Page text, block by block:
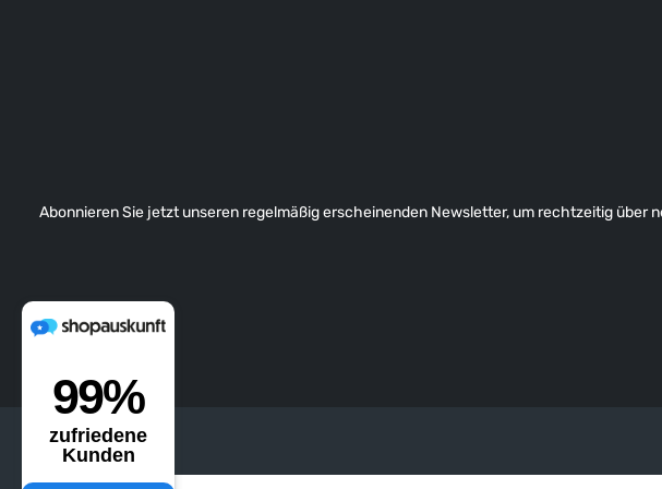
Abonnieren Sie jetzt unseren regelmäßig erscheinenden Newsletter, um rechtzeitig über